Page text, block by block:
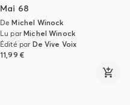
Mai 68
DeMichel Winock
Lu parMichel Winock
Édité par De Vive Voix
11,99 €